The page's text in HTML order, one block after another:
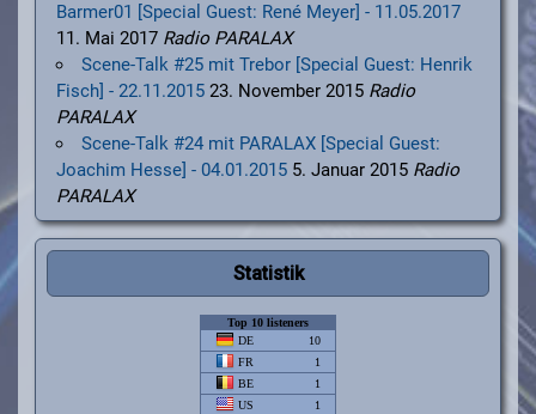
Barmer01 [Special Guest: René Meyer] - 11.05.2017
11. Mai 2017 Radio PARALAX
Scene-Talk #25 mit Trebor [Special Guest: Henrik
Fisch] - 22.11.2015 23. November 2015 Radio
PARALAX
Scene-Talk #24 mit PARALAX [Special Guest:
Joachim Hesse] - 04.01.2015 5. Januar 2015 Radio
PARALAX
Statistik